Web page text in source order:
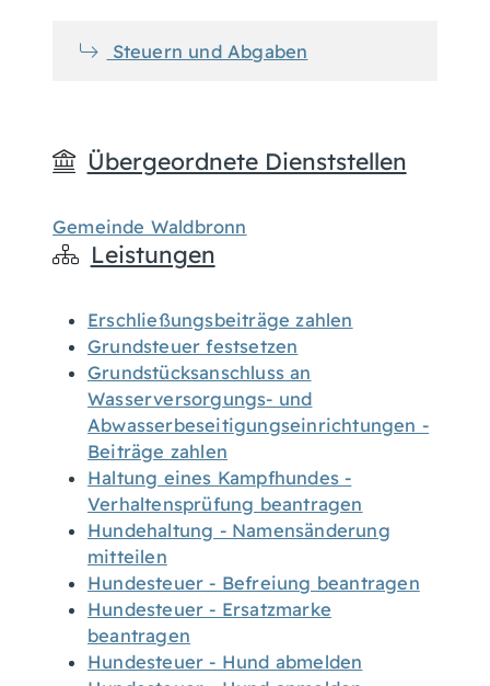
Steuern und Abgaben
Übergeordnete Dienststellen
Gemeinde Waldbronn
Leistungen
Erschließungsbeiträge zahlen
Grundsteuer festsetzen
Grundstücksanschluss an
Wasserversorgungs- und
Abwasserbeseitigungseinrichtungen -
Beiträge zahlen
Haltung eines Kampfhundes -
Verhaltensprüfung beantragen
Hundehaltung - Namensänderung
mitteilen
Hundesteuer - Befreiung beantragen
Hundesteuer - Ersatzmarke
beantragen
Hundesteuer - Hund abmelden